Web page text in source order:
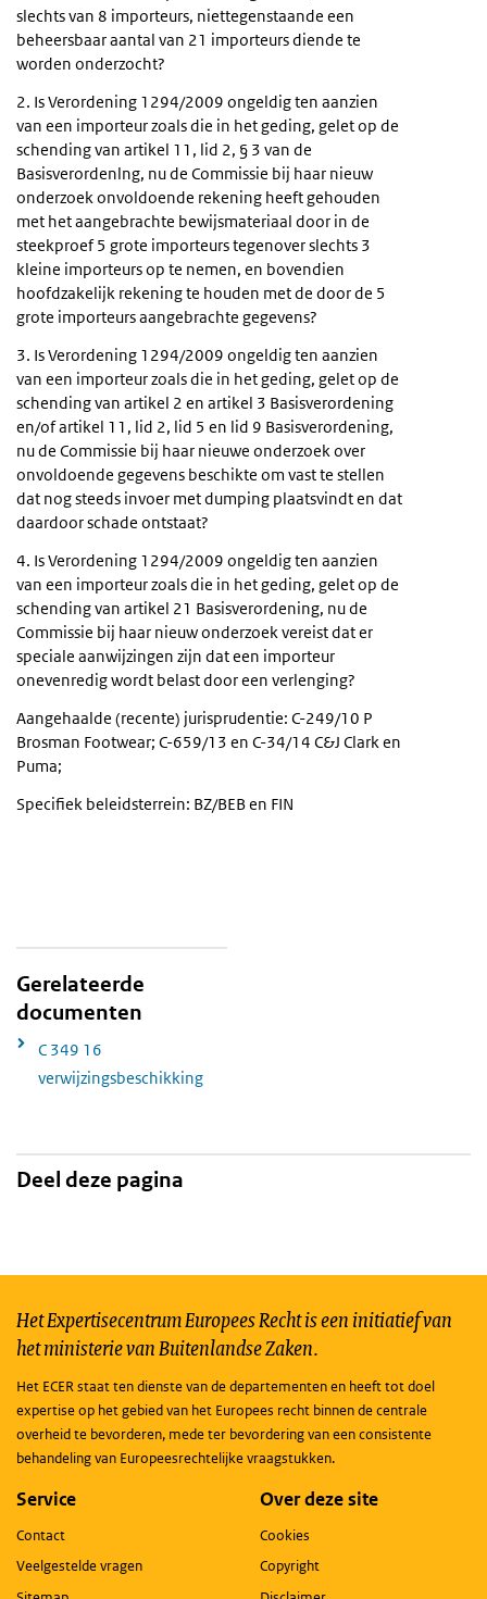
slechts van 8 importeurs, niettegenstaande een
beheersbaar aantal van 21 importeurs diende te
worden onderzocht?
2. Is Verordening 1294/2009 ongeldig ten aanzien
van een importeur zoals die in het geding, gelet op de
schending van artikel 11, lid 2, § 3 van de
Basisverordenlng, nu de Commissie bij haar nieuw
onderzoek onvoldoende rekening heeft gehouden
met het aangebrachte bewijsmateriaal door in de
steekproef 5 grote importeurs tegenover slechts 3
kleine importeurs op te nemen, en bovendien
hoofdzakelijk rekening te houden met de door de 5
grote importeurs aangebrachte gegevens?
3. Is Verordening 1294/2009 ongeldig ten aanzien
van een importeur zoals die in het geding, gelet op de
schending van artikel 2 en artikel 3 Basisverordening
en/of artikel 11, lid 2, lid 5 en lid 9 Basisverordening,
nu de Commissie bij haar nieuwe onderzoek over
onvoldoende gegevens beschikte om vast te stellen
dat nog steeds invoer met dumping plaatsvindt en dat
daardoor schade ontstaat?
4. Is Verordening 1294/2009 ongeldig ten aanzien
van een importeur zoals die in het geding, gelet op de
schending van artikel 21 Basisverordening, nu de
Commissie bij haar nieuw onderzoek vereist dat er
speciale aanwijzingen zijn dat een importeur
onevenredig wordt belast door een verlenging?
Aangehaalde (recente) jurisprudentie: C-249/10 P
Brosman Footwear; C-659/13 en C-34/14 C&J Clark en
Puma;
Specifiek beleidsterrein: BZ/BEB en FIN
Gerelateerde
documenten
C 349 16
verwijzingsbeschikking
Deel deze pagina
Het Expertisecentrum Europees Recht is een initiatief van
het ministerie van Buitenlandse Zaken.
Het ECER staat ten dienste van de departementen en heeft tot doel
expertise op het gebied van het Europees recht binnen de centrale
overheid te bevorderen, mede ter bevordering van een consistente
behandeling van Europeesrechtelijke vraagstukken.
Service
Contact
Veelgestelde vragen
Over deze site
Cookies
Copyright